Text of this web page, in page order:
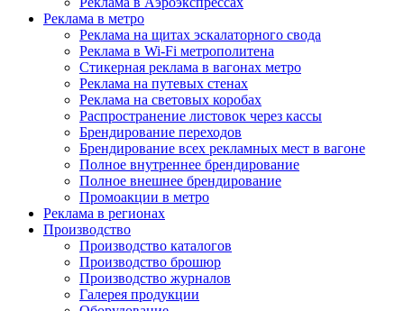
Реклама в метро
Реклама на щитах эскалаторного свода
Реклама в Wi-Fi метрополитена
Стикерная реклама в вагонах метро
Реклама на путевых стенах
Реклама на световых коробах
Распространение листовок через кассы
Брендирование переходов
Брендирование всех рекламных мест в вагоне
Полное внутреннее брендирование
Полное внешнее брендирование
Промоакции в метро
Реклама в регионах
Производство
Производство каталогов
Производство брошюр
Производство журналов
Галерея продукции